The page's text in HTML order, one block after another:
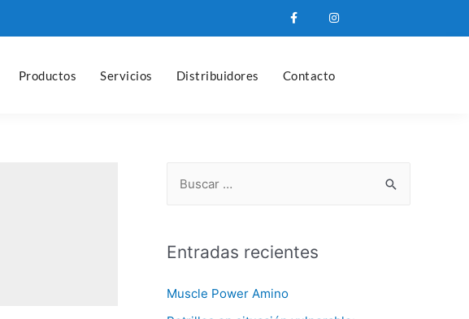
Productos Servicios Distribuidores Contacto
Entradas recientes
Muscle Power Amino